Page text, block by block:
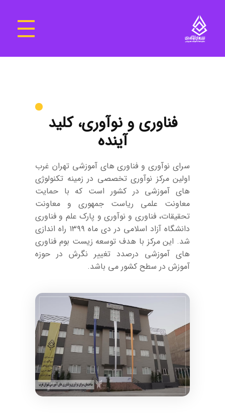
فناوری و نوآوری، کلید
آینده
سرای نوآوری و فناوری های آموزشی تهران غرب
اولین مرکز نوآوری تخصصی در زمینه تکنولوژی
های آموزشی در کشور است که با حمایت
معاونت علمی ریاست جمهوری و معاونت
تحقیقات، فناوری و نوآوری و پارک علم و فناوری
دانشگاه آزاد اسلامی در دی ماه ۱۳۹۹ راه اندازی
شد. این مرکز با هدف توسعه زیست بوم فناوری
های آموزشی درصدد تغییر نگرش در حوزه
آموزش در سطح کشور می باشد.